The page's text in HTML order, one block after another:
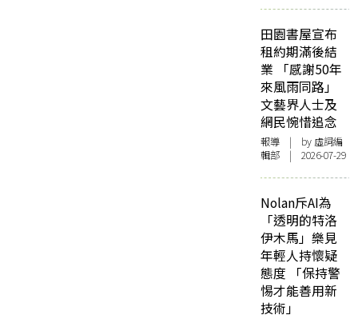
田園書屋宣布
租約期滿後結
業 「感謝50年
來風雨同路」
文藝界人士及
網民惋惜追念
報導 | by 虛詞編
輯部 | 2026-07-29
Nolan斥AI為
「透明的特洛
伊木馬」樂見
年輕人持懷疑
態度 「保持警
惕才能善用新
技術」